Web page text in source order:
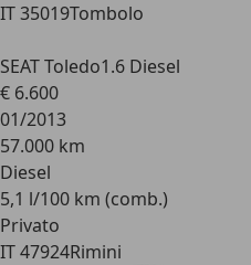
IT 35019Tombolo
SEAT Toledo1.6 Diesel
€ 6.600
01/2013
57.000 km
Diesel
5,1 l/100 km (comb.)
Privato
IT 47924Rimini